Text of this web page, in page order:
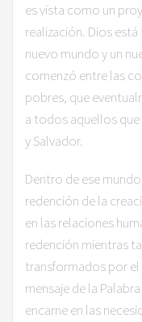
es vista como un
realización. Dios
nuevo mundo y un
comenzó entre las
pobres, que
a todos aquellos
y Salvador.
Dentro de ese
redención de la
en las relaciones
redención mientras
transformados por el
mensaje de la
encarne en las